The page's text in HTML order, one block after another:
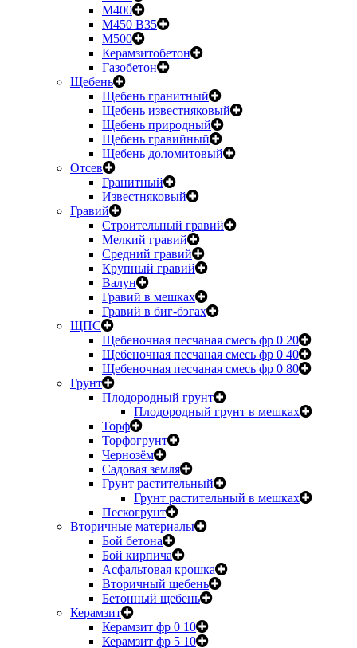
М400
М450 B35
М500
Керамзитобетон
Газобетон
Щебень
Щебень гранитный
Щебень известняковый
Щебень природный
Щебень гравийный
Щебень доломитовый
Отсев
Гранитный
Известняковый
Гравий
Строительный гравий
Мелкий гравий
Средний гравий
Крупный гравий
Валун
Гравий в мешках
Гравий в биг-бэгах
ЩПС
Щебеночная песчаная смесь фр 0 20
Щебеночная песчаная смесь фр 0 40
Щебеночная песчаная смесь фр 0 80
Грунт
Плодородный грунт
Плодородный грунт в мешках
Торф
Торфогрунт
Чернозём
Садовая земля
Грунт растительный
Грунт растительный в мешках
Пескогрунт
Вторичные материалы
Бой бетона
Бой кирпича
Асфальтовая крошка
Вторичный щебень
Бетонный щебень
Керамзит
Керамзит фр 0 10
Керамзит фр 5 10